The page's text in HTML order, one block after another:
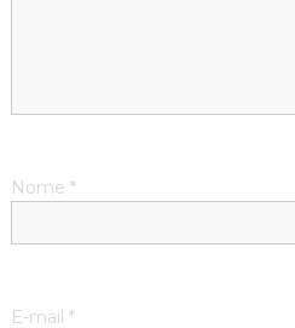
Nome *
E-mail *